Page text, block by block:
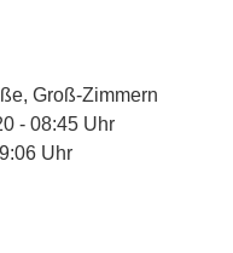
Groß-Zimmern
- 08:45 Uhr
Uhr